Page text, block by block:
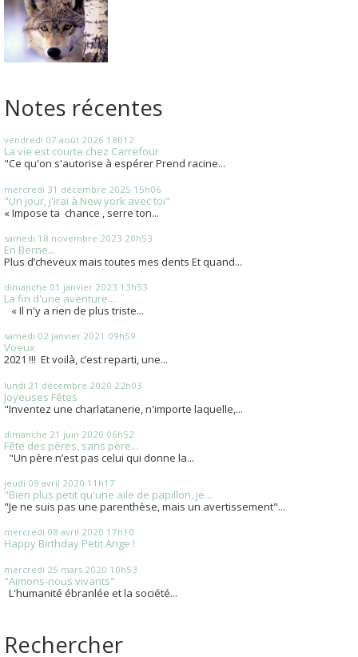
Notes récentes
vendredi 07 août 2026 18h12
La vie est courte chez Carrefour
"Ce qu'on s'autorise à espérer Prend racine...
mercredi 31 décembre 2025 15h06
"Un jour, j'irai à New york avec toi"
« Impose ta chance , serre ton...
samedi 18 novembre 2023 20h53
En Berne...
Plus d’cheveux mais toutes mes dents Et quand...
dimanche 01 janvier 2023 13h53
La fin d'une aventure...
« Il n'y a rien de plus triste...
samedi 02 janvier 2021 09h59
Voeux
2021 !!! Et voilà, c’est reparti, une...
lundi 21 décembre 2020 22h03
Joyeuses Fêtes
"Inventez une charlatanerie, n'importe laquelle,...
dimanche 21 juin 2020 06h52
Fête des pères, sans père...
"Un père n’est pas celui qui donne la...
jeudi 09 avril 2020 11h17
"Bien plus petit qu'une aile de papillon, je...
"Je ne suis pas une parenthèse, mais un avertissement"...
mercredi 08 avril 2020 17h10
Happy Birthday Petit Ange !
mercredi 25 mars 2020 10h53
"Aimons-nous vivants"
L'humanité ébranlée et la société...
Rechercher